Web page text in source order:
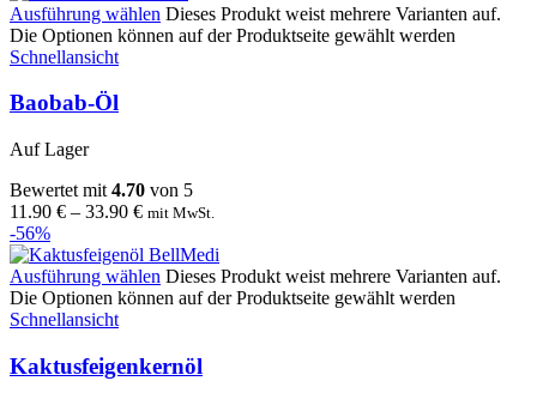
Ausführung wählen Dieses Produkt weist mehrere Varianten auf.
Die Optionen können auf der Produktseite gewählt werden
Schnellansicht
Baobab-Öl
Auf Lager
Bewertet mit 4.70 von 5
11.90 € – 33.90 € mit MwSt.
-56%
Ausführung wählen Dieses Produkt weist mehrere Varianten auf.
Die Optionen können auf der Produktseite gewählt werden
Schnellansicht
Kaktusfeigenkernöl